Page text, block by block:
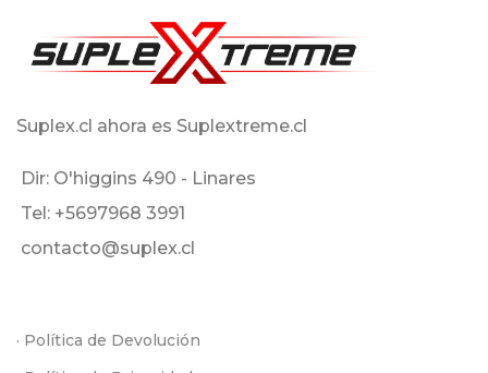
Suplex.cl ahora es Suplextreme.cl
Dir: O'higgins 490 - Linares
Tel: +5697968 3991
contacto@suplex.cl
· Política de Devolución